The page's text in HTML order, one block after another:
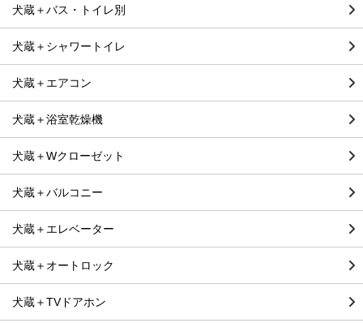
犬蔵＋バス・トイレ別
犬蔵＋シャワートイレ
犬蔵＋エアコン
犬蔵＋浴室乾燥機
犬蔵＋Wクローゼット
犬蔵＋バルコニー
犬蔵＋エレベーター
犬蔵＋オートロック
犬蔵＋TVドアホン